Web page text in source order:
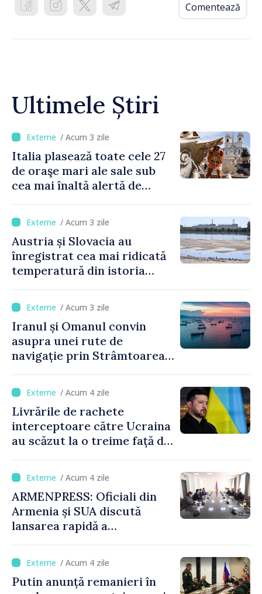
Comentează
Ultimele Știri
/ Acum 3 zile
Italia plasează toate cele 27
de oraşe mari ale sale sub
cea mai înaltă alertă de
/ Acum 3 zile
Austria și Slovacia au
înregistrat cea mai ridicată
temperatură din istoria
/ Acum 3 zile
Iranul și Omanul convin
asupra unei rute de
navigație prin Strâmtoarea
/ Acum 4 zile
Livrările de rachete
interceptoare către Ucraina
au scăzut la o treime față de
/ Acum 4 zile
ARMENPRESS: Oficiali din
Armenia și SUA discută
lansarea rapidă a
/ Acum 4 zile
Putin anunță remanieri în